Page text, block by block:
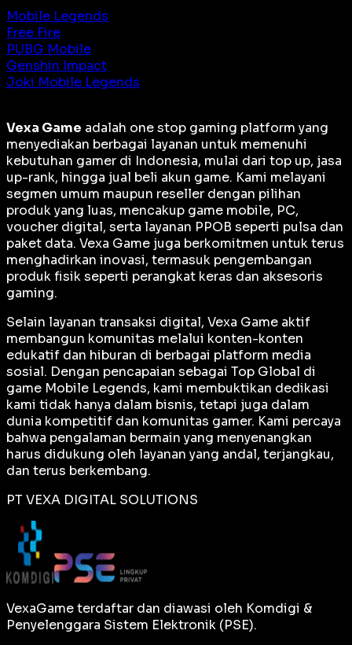
Mobile Legends
Free Fire
PUBG Mobile
Genshin Impact
Joki Mobile Legends
Vexa Game adalah one stop gaming platform yang
menyediakan berbagai layanan untuk memenuhi
kebutuhan gamer di Indonesia, mulai dari top up, jasa
up-rank, hingga jual beli akun game. Kami melayani
segmen umum maupun reseller dengan pilihan
produk yang luas, mencakup game mobile, PC,
voucher digital, serta layanan PPOB seperti pulsa dan
paket data. Vexa Game juga berkomitmen untuk terus
menghadirkan inovasi, termasuk pengembangan
produk fisik seperti perangkat keras dan aksesoris
gaming.
Selain layanan transaksi digital, Vexa Game aktif
membangun komunitas melalui konten-konten
edukatif dan hiburan di berbagai platform media
sosial. Dengan pencapaian sebagai Top Global di
game Mobile Legends, kami membuktikan dedikasi
kami tidak hanya dalam bisnis, tetapi juga dalam
dunia kompetitif dan komunitas gamer. Kami percaya
bahwa pengalaman bermain yang menyenangkan
harus didukung oleh layanan yang andal, terjangkau,
dan terus berkembang.
PT VEXA DIGITAL SOLUTIONS
VexaGame terdaftar dan diawasi oleh Komdigi &
Penyelenggara Sistem Elektronik (PSE).